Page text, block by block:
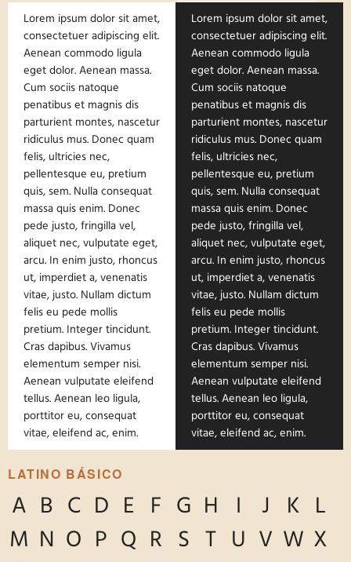
Lorem ipsum dolor sit amet,
consectetuer adipiscing elit.
Aenean commodo ligula
eget dolor. Aenean massa.
Cum sociis natoque
penatibus et magnis dis
parturient montes, nascetur
ridiculus mus. Donec quam
felis, ultricies nec,
pellentesque eu, pretium
quis, sem. Nulla consequat
massa quis enim. Donec
pede justo, fringilla vel,
aliquet nec, vulputate eget,
arcu. In enim justo, rhoncus
ut, imperdiet a, venenatis
vitae, justo. Nullam dictum
felis eu pede mollis
pretium. Integer tincidunt.
Cras dapibus. Vivamus
elementum semper nisi.
Aenean vulputate eleifend
tellus. Aenean leo ligula,
porttitor eu, consequat
vitae, eleifend ac, enim.
Lorem ipsum dolor sit amet,
consectetuer adipiscing elit.
Aenean commodo ligula
eget dolor. Aenean massa.
Cum sociis natoque
penatibus et magnis dis
parturient montes, nascetur
ridiculus mus. Donec quam
felis, ultricies nec,
pellentesque eu, pretium
quis, sem. Nulla consequat
massa quis enim. Donec
pede justo, fringilla vel,
aliquet nec, vulputate eget,
arcu. In enim justo, rhoncus
ut, imperdiet a, venenatis
vitae, justo. Nullam dictum
felis eu pede mollis
pretium. Integer tincidunt.
Cras dapibus. Vivamus
elementum semper nisi.
Aenean vulputate eleifend
tellus. Aenean leo ligula,
porttitor eu, consequat
vitae, eleifend ac, enim.
LATINO BÁSICO
A B C D E F G H J K
L
M
N O P Q R S T U V W X